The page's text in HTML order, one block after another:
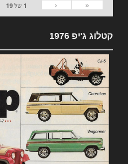
«
‹
1 של19
קטלוג ג'יפ 1976